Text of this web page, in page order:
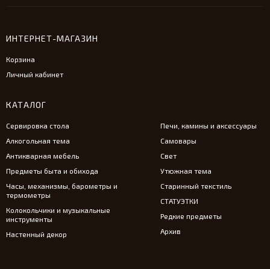
ИНТЕРНЕТ-МАГАЗИН
Корзина
Личный кабинет
КАТАЛОГ
Сервировка стола
Алкогольная тема
Антикварная мебель
Предметы быта и обихода
Часы, механизмы, барометры и
термометры
Колокольчики и музыкальные
инструменты
Настенный декор
Печи, камины и аксессуары
Самовары
Свет
Утюжная тема
Старинный текстиль
СТАТУЭТКИ
Редкие предметы
Архив